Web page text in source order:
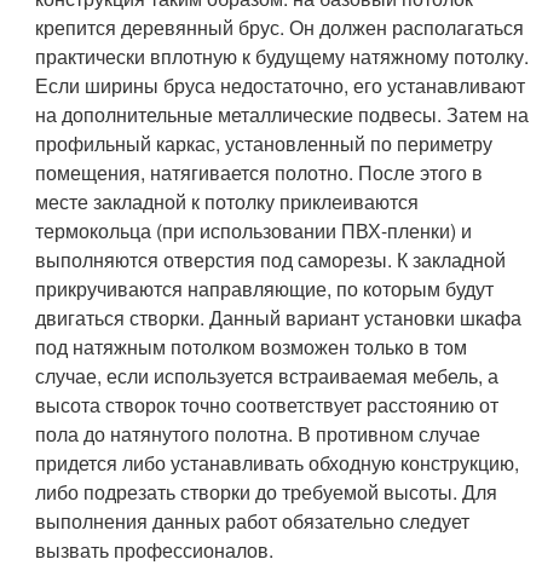
крепится деревянный брус. Он должен располагаться
практически вплотную к будущему натяжному потолку.
Если ширины бруса недостаточно, его устанавливают
на дополнительные металлические подвесы. Затем на
профильный каркас, установленный по периметру
помещения, натягивается полотно. После этого в
месте закладной к потолку приклеиваются
термокольца (при использовании ПВХ-пленки) и
выполняются отверстия под саморезы. К закладной
прикручиваются направляющие, по которым будут
двигаться створки. Данный вариант установки шкафа
под натяжным потолком возможен только в том
случае, если используется встраиваемая мебель, а
высота створок точно соответствует расстоянию от
пола до натянутого полотна. В противном случае
придется либо устанавливать обходную конструкцию,
либо подрезать створки до требуемой высоты. Для
выполнения данных работ обязательно следует
вызвать профессионалов.